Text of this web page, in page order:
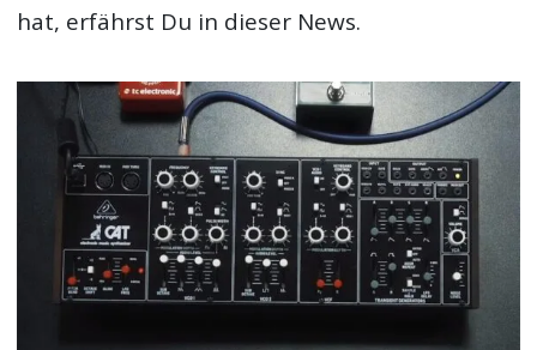
hat, erfährst Du in dieser News.